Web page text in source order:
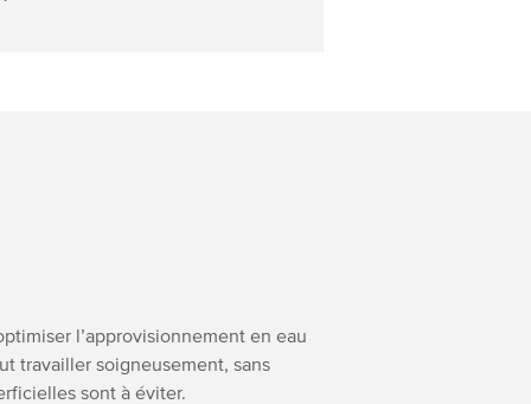
l’approvisionnement en eau
travailler soigneusement, sans
sont à éviter.